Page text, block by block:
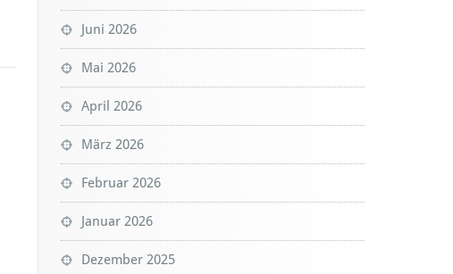
Juni 2026
Mai 2026
April 2026
März 2026
Februar 2026
Januar 2026
Dezember 2025